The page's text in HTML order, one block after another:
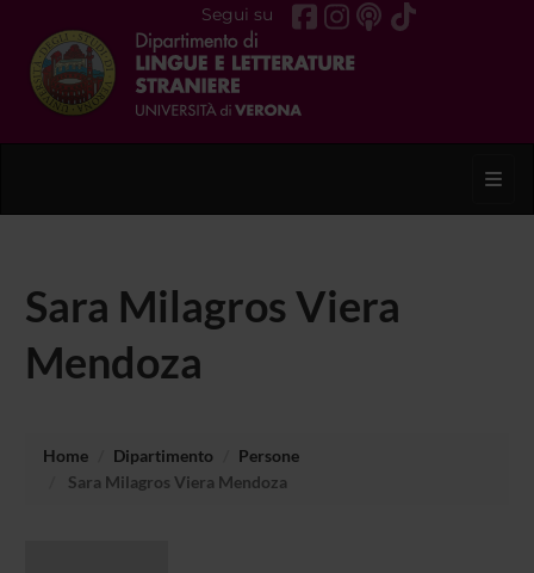
Segui su
Sara Milagros Viera
Mendoza
Home Dipartimento
Persone
Sara Milagros Viera Mendoza